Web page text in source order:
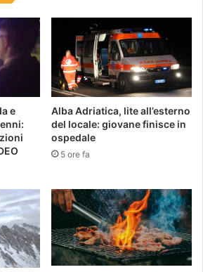
e
Alba Adriatica, lite all’esterno
del locale: giovane finisce in
ospedale
5 ore fa